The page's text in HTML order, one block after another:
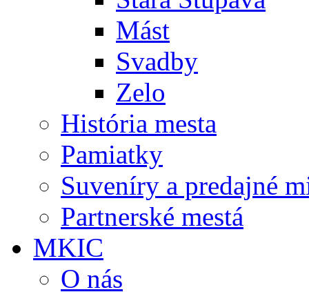
Mást
Svadby
Zelo
História mesta
Pamiatky
Suveníry a predajné
Partnerské mestá
MKIC
O nás